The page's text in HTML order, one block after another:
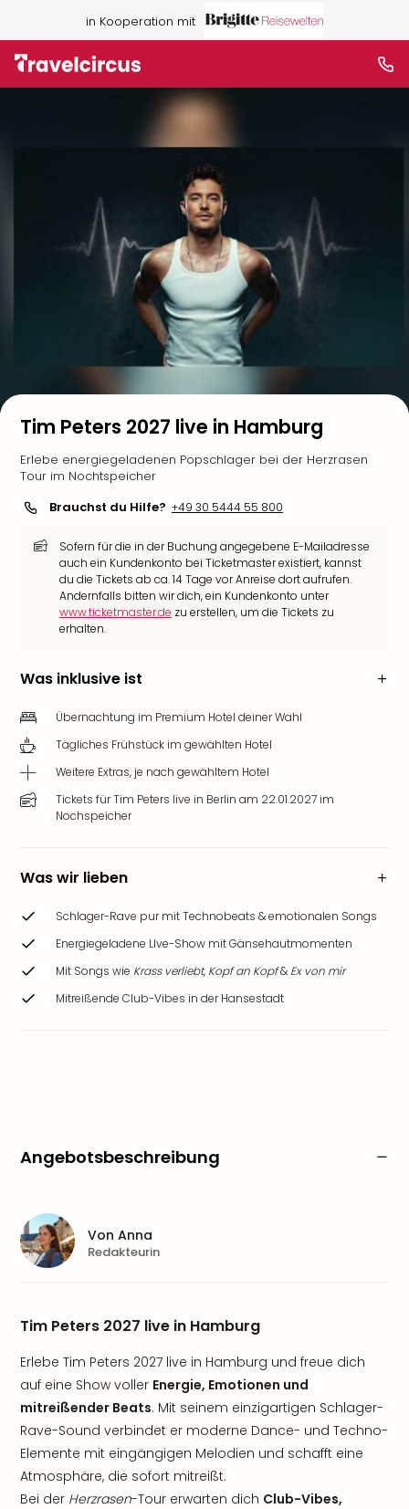
in Kooperation mit
Tim Peters 2027 live in Hamburg
Erlebe energiegeladenen Popschlager bei der Herzrasen
Tour im Nochtspeicher
Brauchst du Hilfe? +49 30 5444 55 800
Sofern für die in der Buchung angegebene E-Mailadresse
auch ein Kundenkonto bei Ticketmaster existiert, kannst
du die Tickets ab ca. 14 Tage vor Anreise dort aufrufen.
Andernfalls bitten wir dich, ein Kundenkonto unter
www.ticketmaster.de zu erstellen, um die Tickets zu
erhalten.
Was inklusive ist
Übernachtung im Premium Hotel deiner Wahl
Tägliches Frühstück im gewählten Hotel
Weitere Extras, je nach gewähltem Hotel
Tickets für Tim Peters live in Berlin am 22.01.2027 im
Nochspeicher
Was wir lieben
Schlager-Rave pur mit Technobeats & emotionalen Songs
Energiegeladene LIve-Show mit Gänsehautmomenten
Mit Songs wie Krass verliebt, Kopf an Kopf& Ex von mir
Mitreißende Club-Vibes in der Hansestadt
Angebotsbeschreibung
Tim Peters 2027 live in Hamburg
Erlebe Tim Peters 2027 live in Hamburg und freue dich
auf eine Show voller Energie, Emotionen und
mitreißender Beats. Mit seinem einzigartigen Schlager-
Rave-Sound verbindet er moderne Dance- und Techno-
Elemente mit eingängigen Melodien und schafft eine
Atmosphäre, die sofort mitreißt.
Bei der Herzrasen-Tour erwarten dich Club-Vibes,
Von Anna
Redakteurin